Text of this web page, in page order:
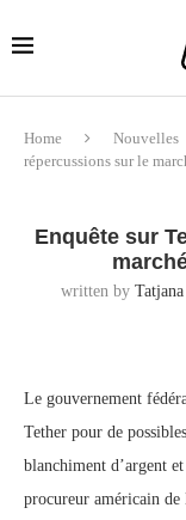
Home Nouvelles
répercussions sur le
Enquête sur
written by Tatjana
Le gouvernement
Tether pour de
blanchiment d’argent
procureur américain de